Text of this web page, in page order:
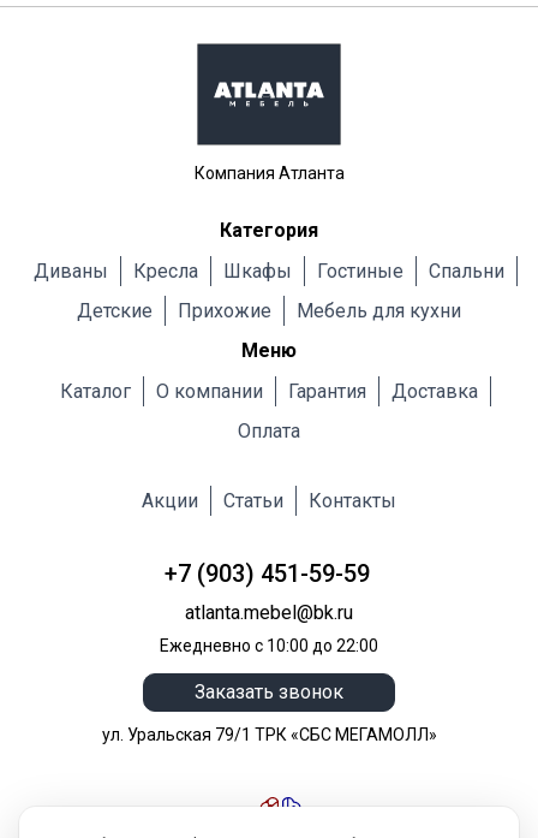
Компания Атланта
Категория
Диваны
Кресла Шкафы Гостиные
Cпальни
Детские
Прихожие
Мебель для кухни
Меню
Каталог
О компании Гарантия
Доставка
Оплата
Акции Статьи Контакты
+7 (903) 451-59-59
atlanta.mebel@bk.ru
Ежедневно с 10:00 до 22:00
Заказать звонок
ул. Уральская 79/1 ТРК «СБС МЕГАМОЛЛ»